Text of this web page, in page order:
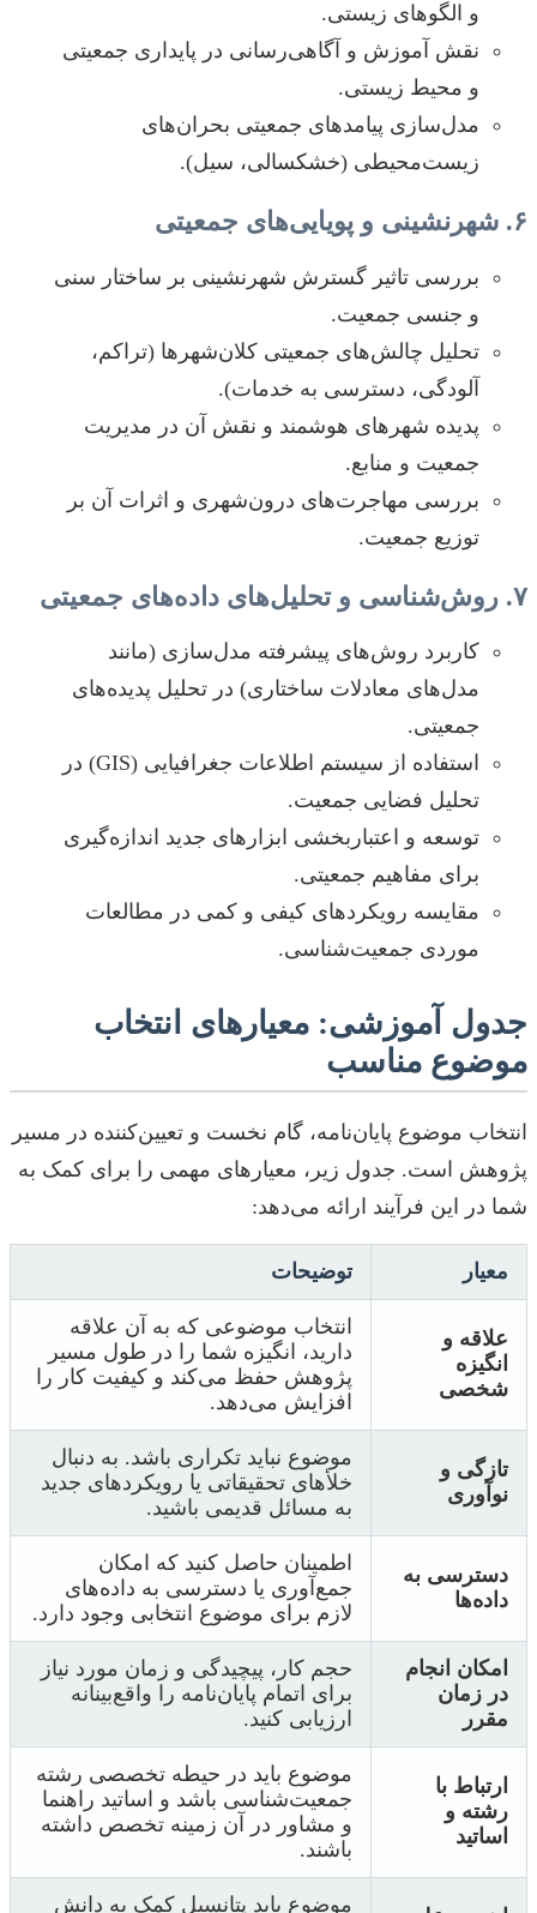
و الگوهای زیستی.
نقش آموزش و آگاهی‌رسانی در پایداری جمعیتی
و محیط زیستی.
مدل‌سازی پیامدهای جمعیتی بحران‌های
زیست‌محیطی (خشکسالی، سیل).
۶. شهرنشینی و پویایی‌های جمعیتی
بررسی تاثیر گسترش شهرنشینی بر ساختار سنی
و جنسی جمعیت.
تحلیل چالش‌های جمعیتی کلان‌شهرها (تراکم،
آلودگی، دسترسی به خدمات).
پدیده شهرهای هوشمند و نقش آن در مدیریت
جمعیت و منابع.
بررسی مهاجرت‌های درون‌شهری و اثرات آن بر
توزیع جمعیت.
۷. روش‌شناسی و تحلیل‌های داده‌های جمعیتی
کاربرد روش‌های پیشرفته مدل‌سازی (مانند
مدل‌های معادلات ساختاری) در تحلیل پدیده‌های
جمعیتی.
استفاده از سیستم اطلاعات جغرافیایی (GIS) در
تحلیل فضایی جمعیت.
توسعه و اعتباربخشی ابزارهای جدید اندازه‌گیری
برای مفاهیم جمعیتی.
مقایسه رویکردهای کیفی و کمی در مطالعات
موردی جمعیت‌شناسی.
جدول آموزشی: معیارهای انتخاب
موضوع مناسب
انتخاب موضوع پایان‌نامه، گام نخست و تعیین‌کننده در مسیر
پژوهش است. جدول زیر، معیارهای مهمی را برای کمک به
شما در این فرآیند ارائه می‌دهد:
معیار توضیحات
علاقه و
انگیزه
شخصی
انتخاب موضوعی که به آن علاقه
دارید، انگیزه شما را در طول مسیر
پژوهش حفظ می‌کند و کیفیت کار را
افزایش می‌دهد.
تازگی و
نوآوری
موضوع نباید تکراری باشد. به دنبال
خلأهای تحقیقاتی یا رویکردهای جدید
به مسائل قدیمی باشید.
دسترسی به
داده‌ها
اطمینان حاصل کنید که امکان
جمع‌آوری یا دسترسی به داده‌های
لازم برای موضوع انتخابی وجود دارد.
امکان انجام
در زمان
مقرر
حجم کار، پیچیدگی و زمان مورد نیاز
برای اتمام پایان‌نامه را واقع‌بینانه
ارزیابی کنید.
ارتباط با
رشته و
اساتید
موضوع باید در حیطه تخصصی رشته
جمعیت‌شناسی باشد و اساتید راهنما
و مشاور در آن زمینه تخصص داشته
باشند.
موضوع باید پتانسیل کمک به دانش